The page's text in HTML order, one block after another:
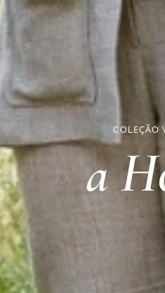
COLEÇÃO
a